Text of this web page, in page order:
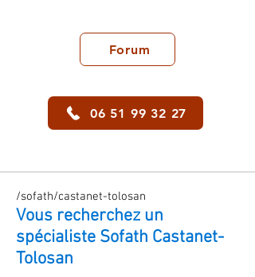
Forum
06 51 99 32 27
/sofath/castanet-tolosan
Vous recherchez un
spécialiste Sofath Castanet-
Tolosan